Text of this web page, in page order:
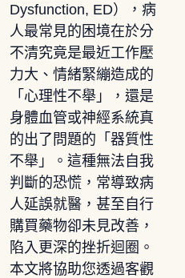
Dysfunction, ED），病
人最常見的困境在於分
不清究竟是最近工作壓
力大、情緒緊繃造成的
「心理性不舉」，還是
身體血管或神經系統真
的出了問題的「器質性
不舉」。這種無法自我
判斷的恐慌，常導致病
人延誤就醫，甚至自行
購買藥物卻未見改善，
陷入更深的挫折迴圈。
本文將協助您透過客觀